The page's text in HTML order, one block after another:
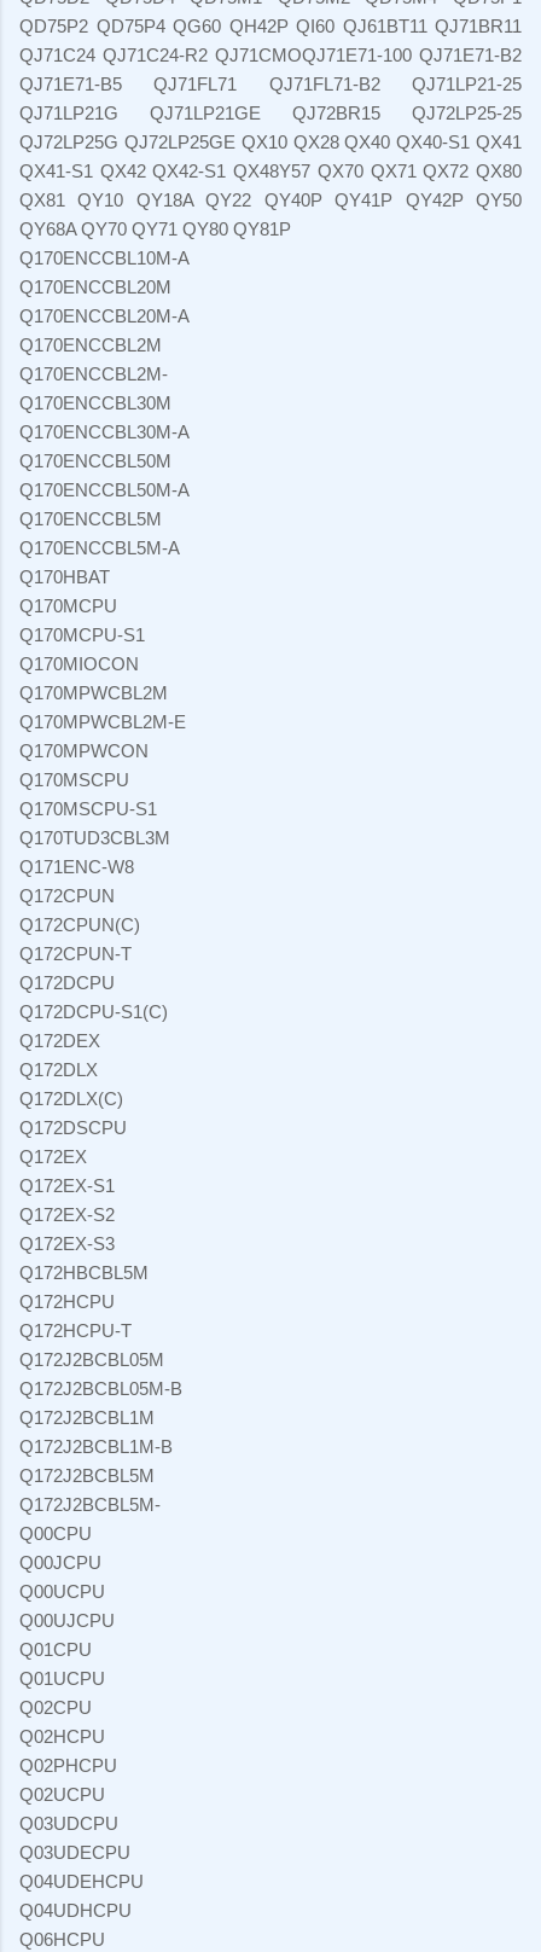
QD75P2 QD75P4 QG60 QH42P QI60 QJ61BT11 QJ71BR11
QJ71C24 QJ71C24-R2 QJ71CMOQJ71E71-100 QJ71E71-B2
QJ71E71-B5 QJ71FL71 QJ71FL71-B2 QJ71LP21-25
QJ71LP21G QJ71LP21GE QJ72BR15 QJ72LP25-25
QJ72LP25G QJ72LP25GE QX10 QX28 QX40 QX40-S1 QX41
QX41-S1 QX42 QX42-S1 QX48Y57 QX70 QX71 QX72 QX80
QX81 QY10 QY18A QY22 QY40P QY41P QY42P QY50
QY68A QY70 QY71 QY80 QY81P
Q170ENCCBL10M-A
Q170ENCCBL20M
Q170ENCCBL20M-A
Q170ENCCBL2M
Q170ENCCBL2M-
Q170ENCCBL30M
Q170ENCCBL30M-A
Q170ENCCBL50M
Q170ENCCBL50M-A
Q170ENCCBL5M
Q170ENCCBL5M-A
Q170HBAT
Q170MCPU
Q170MCPU-S1
Q170MIOCON
Q170MPWCBL2M
Q170MPWCBL2M-E
Q170MPWCON
Q170MSCPU
Q170MSCPU-S1
Q170TUD3CBL3M
Q171ENC-W8
Q172CPUN
Q172CPUN(C)
Q172CPUN-T
Q172DCPU
Q172DCPU-S1(C)
Q172DEX
Q172DLX
Q172DLX(C)
Q172DSCPU
Q172EX
Q172EX-S1
Q172EX-S2
Q172EX-S3
Q172HBCBL5M
Q172HCPU
Q172HCPU-T
Q172J2BCBL05M
Q172J2BCBL05M-B
Q172J2BCBL1M
Q172J2BCBL1M-B
Q172J2BCBL5M
Q172J2BCBL5M-
Q00CPU
Q00JCPU
Q00UCPU
Q00UJCPU
Q01CPU
Q01UCPU
Q02CPU
Q02HCPU
Q02PHCPU
Q02UCPU
Q03UDCPU
Q03UDECPU
Q04UDEHCPU
Q04UDHCPU
Q06HCPU